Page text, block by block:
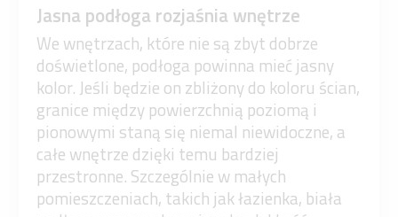
Jasna podłoga rozjaśnia wnętrze
We wnętrzach, które nie są zbyt dobrze
doświetlone, podłoga powinna mieć jasny
kolor. Jeśli będzie on zbliżony do koloru ścian,
granice między powierzchnią poziomą i
pionowymi staną się niemal niewidoczne, a
całe wnętrze dzięki temu bardziej
przestronne. Szczególnie w małych
pomieszczeniach, takich jak łazienka, biała